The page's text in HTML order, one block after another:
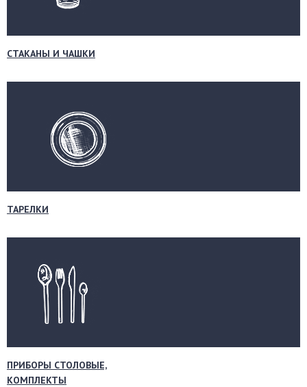
СТАКАНЫ И ЧАШКИ
ТАРЕЛКИ
ПРИБОРЫ СТОЛОВЫЕ,
КОМПЛЕКТЫ